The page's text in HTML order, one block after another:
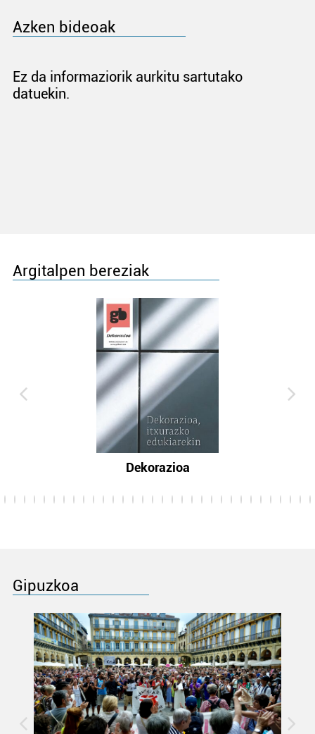
Azken bideoak
Ez da informaziorik aurkitu sartutako
datuekin.
Argitalpen bereziak
Dekorazioa
Gipuzkoa